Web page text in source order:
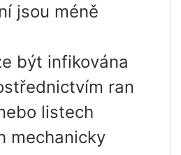
jsou méně
být infikována
ran
listech
mechanicky